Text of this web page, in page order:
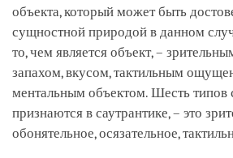
объекта, который может быть
сущностной природой в данном
то, чем является объект, –
запахом, вкусом, тактильным
ментальным объектом. Шесть типов
признаются в саутрантике, – это
обонятельное, осязательное,